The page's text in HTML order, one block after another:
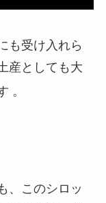
も受け入れら
産としても大
。
、このシロッ